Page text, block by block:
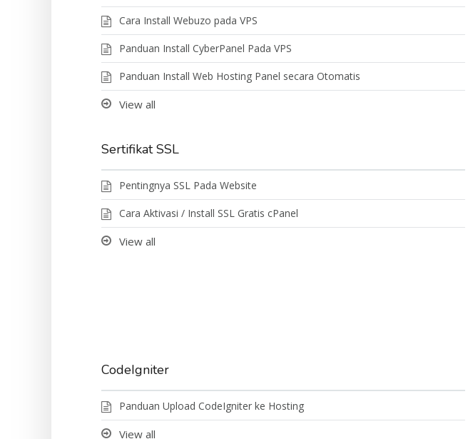
Cara Install Webuzo pada VPS
Panduan Install CyberPanel Pada VPS
Panduan Install Web Hosting Panel secara Otomatis
View all
Sertifikat SSL
Pentingnya SSL Pada Website
Cara Aktivasi / Install SSL Gratis cPanel
View all
CodeIgniter
Panduan Upload CodeIgniter ke Hosting
View all